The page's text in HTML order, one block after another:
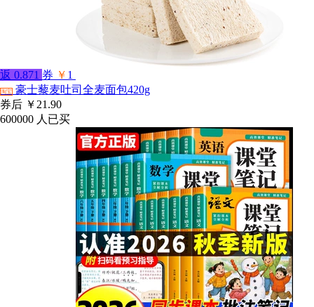
返 0.871 券 ￥ 1
淘宝 豪士藜麦吐司全麦面包420g
券后 ￥21.90
600000 人已买